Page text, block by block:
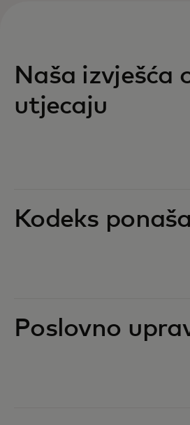
Naša izvješća
utjecaju
Kodeks
Poslovno